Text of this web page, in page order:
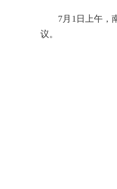
7月1日上午，南
议。